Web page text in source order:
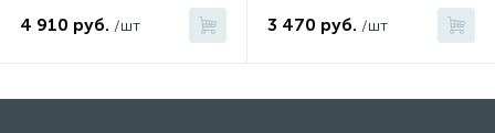
4 910 руб. /шт 3 470 руб. /шт